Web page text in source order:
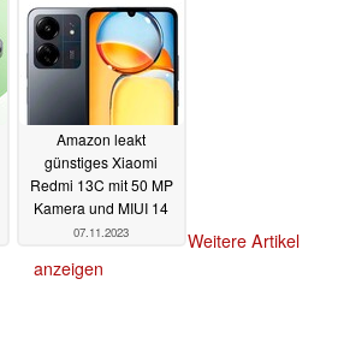
Amazon leakt
günstiges Xiaomi
Redmi 13C mit 50 MP
Kamera und MIUI 14
07.11.2023
Weitere Artikel
anzeigen